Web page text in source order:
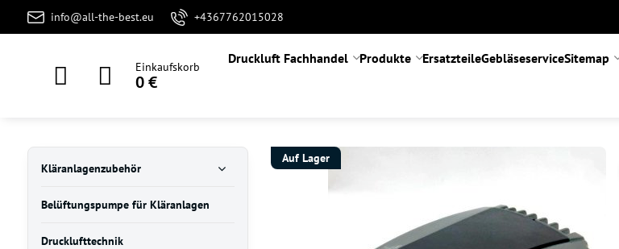
info@all-the-best.eu +4367762015028
Einkaufskorb
0 €
Druckluft Fachhandel Produkte ErsatzteileGebläseserviceSitemap
Auf Lager
Kläranlagenzubehör
Belüftungspumpe für Kläranlagen
Drucklufttechnik